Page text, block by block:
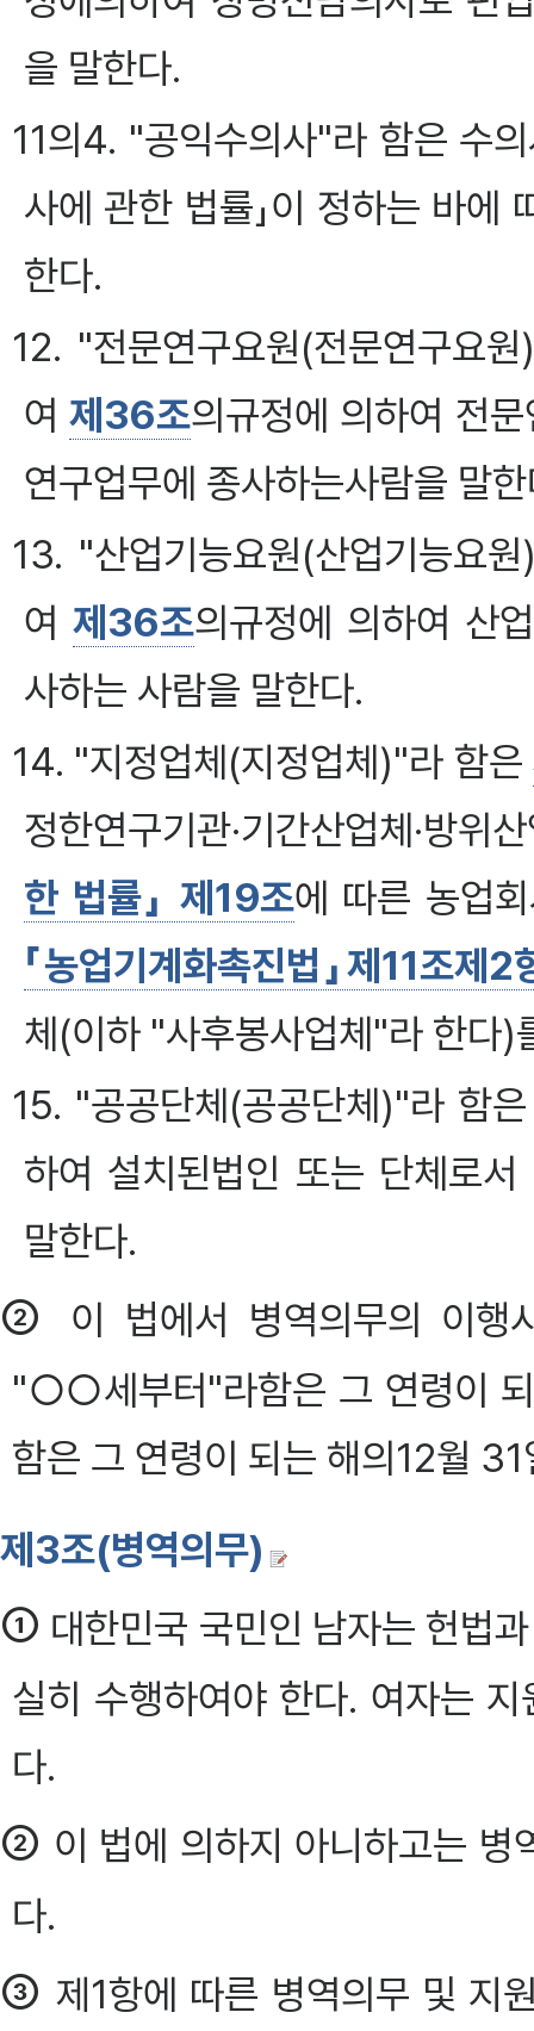
을 말한다.
11의4. "공익수의사"라 함은 수
사에 관한 법률」이 정하는 바에
한다.
12. "전문연구요원(전문연구요
여제36조의규정에 의하여 전
연구업무에 종사하는사람을 말
13. "산업기능요원(산업기능요
여 제36조의규정에 의하여 산
사하는 사람을 말한다.
14. "지정업체(지정업체)"라 함은
정한연구기관·기간산업체·방위
한 법률」 제19조에 따른 농업
「농업기계화촉진법」제11조제2
체(이하 "사후봉사업체"라 한다)
15. "공공단체(공공단체)"라 함
하여 설치된법인 또는 단체로
말한다.
②
이 법에서 병역의무의 이행
"○○세부터"라함은 그 연령이
함은 그 연령이 되는 해의12월
제3조(병역의무)
① 대한민국 국민인 남자는 헌법
실히 수행하여야 한다. 여자는
다.
② 이 법에 의하지 아니하고는
다.
③ 제1항에 따른 병역의무 및 지